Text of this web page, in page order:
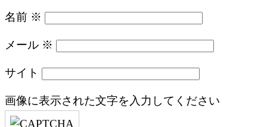
名前 ※
メール ※
サイト
画像に表示された文字を入力してください